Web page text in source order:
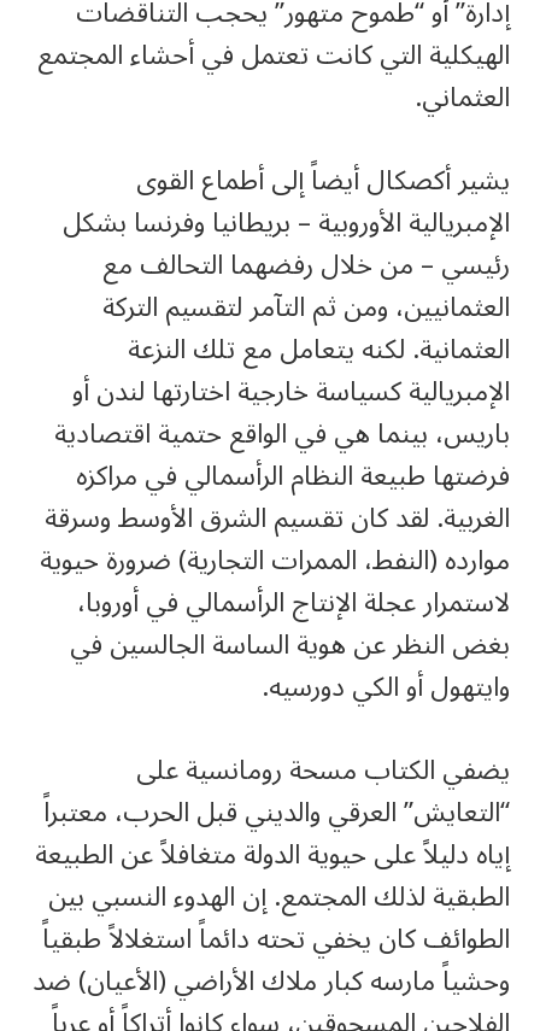
إدارة” أو “طموح متهور” يحجب التناقضات
الهيكلية التي كانت تعتمل في أحشاء المجتمع
العثماني.
يشير أكصكال أيضاً إلى أطماع القوى
الإمبريالية الأوروبية – بريطانيا وفرنسا بشكل
رئيسي – من خلال رفضهما التحالف مع
العثمانيين، ومن ثم التآمر لتقسيم التركة
العثمانية. لكنه يتعامل مع تلك النزعة
الإمبريالية كسياسة خارجية اختارتها لندن أو
باريس، بينما هي في الواقع حتمية اقتصادية
فرضتها طبيعة النظام الرأسمالي في مراكزه
الغربية. لقد كان تقسيم الشرق الأوسط وسرقة
موارده (النفط، الممرات التجارية) ضرورة حيوية
لاستمرار عجلة الإنتاج الرأسمالي في أوروبا،
بغض النظر عن هوية الساسة الجالسين في
وايتهول أو الكي دورسيه.
يضفي الكتاب مسحة رومانسية على
“التعايش” العرقي والديني قبل الحرب، معتبراً
إياه دليلاً على حيوية الدولة متغافلاً عن الطبيعة
الطبقية لذلك المجتمع. إن الهدوء النسبي بين
الطوائف كان يخفي تحته دائماً استغلالاً طبقياً
وحشياً مارسه كبار ملاك الأراضي (الأعيان) ضد